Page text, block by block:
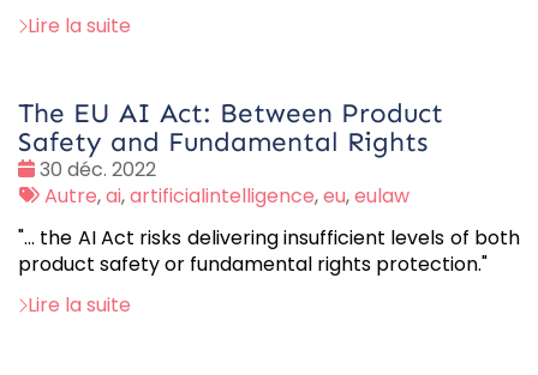
Lire la suite
The EU AI Act: Between Product
Safety and Fundamental Rights
Date
:
30 déc. 2022
Tags
Autre,ai,artificialintelligence,eu,eulaw
"... the AI Act risks delivering insufficient levels of both
product safety or fundamental rights protection."
Lire la suite